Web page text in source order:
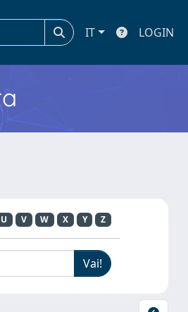
IT LOGIN
U V W X Y Z